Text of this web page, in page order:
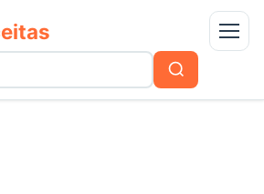
Menu
Buscar